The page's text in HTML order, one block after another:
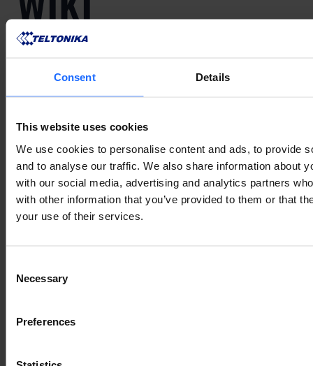
Consent Details
This website uses cookies
We use cookies to personalise content and ads, to provide
and to analyse our traffic. We also share information about
with our social media, advertising and analytics partners
with other information that you’ve provided to them or that
your use of their services.
Selection
Necessary
Preferences
KNOWLEDGE
BASE
In unserer Wiki Knowledge Base finden Sie die
neueste Firmware, Änderungsprotokolle, Zertifikate
und Anleitungen für den ersten Start.
WIKI ZUGREIFFEN
KOMPATIBLES